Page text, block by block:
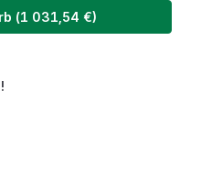
(1 031,54 €)